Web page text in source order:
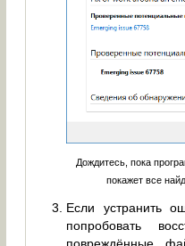
Дождитесь, пока
покажет все
Если устранить
попробовать